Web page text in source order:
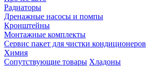
Радиаторы
Дренажные насосы и помпы
Кронштейны
Монтажные комплекты
Сервис пакет для чистки кондиционеров
Химия
Сопутствующие товары Хладоны